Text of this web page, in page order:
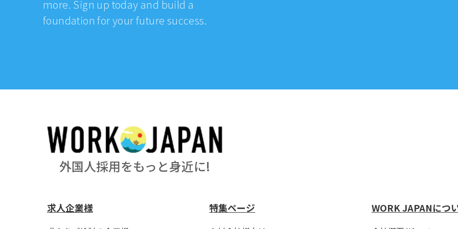
more. Sign up today and build a
foundation for your future success.
外国人採用をもっと身近に!
求人企業様 特集ページ WORK JAPANにつ